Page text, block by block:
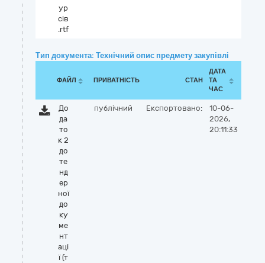
ур
сів
.rtf
Тип документа: Технічний опис предмету закупівлі
ФАЙЛ ПРИВАТНІСТЬ СТАН
ДАТА
ТА
ЧАС
До
да
то
к 2
до
те
нд
ер
ної
до
ку
ме
нт
аці
ї (т
публічний Експортовано:
10-06-
2026,
20:11:33